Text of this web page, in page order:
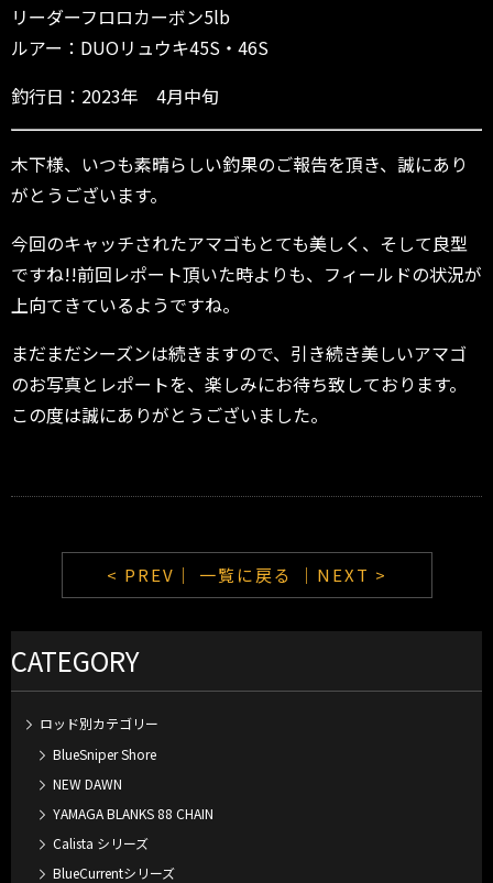
リーダーフロロカーボン5lb
ルアー：DUOリュウキ45S・46S
釣行日：2023年 4月中旬
木下様、いつも素晴らしい釣果のご報告を頂き、誠にあり
がとうございます。
今回のキャッチされたアマゴもとても美しく、そして良型
ですね!!前回レポート頂いた時よりも、フィールドの状況が
上向てきているようですね。
まだまだシーズンは続きますので、引き続き美しいアマゴ
のお写真とレポートを、楽しみにお待ち致しております。
この度は誠にありがとうございました。
< PREV｜ 一覧に戻る ｜NEXT >
CATEGORY
ロッド別カテゴリー
BlueSniper Shore
NEW DAWN
YAMAGA BLANKS 88 CHAIN
Calista シリーズ
BlueCurrentシリーズ